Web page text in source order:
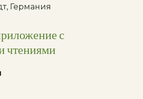
Германия
с
чтениями